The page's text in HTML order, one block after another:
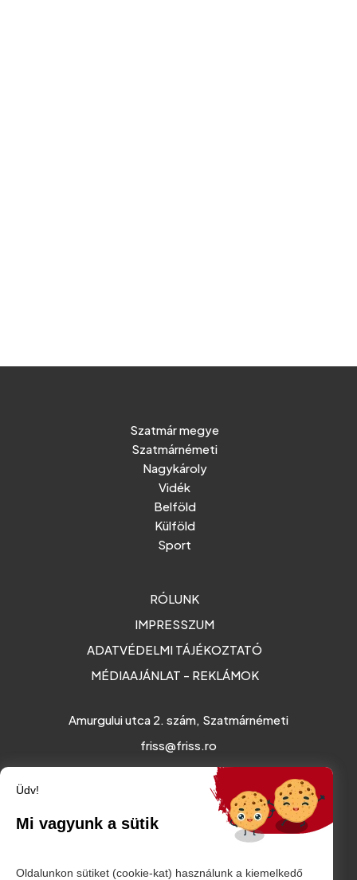
Szatmár megye
Szatmárnémeti
Nagykároly
Vidék
Belföld
Külföld
Sport
RÓLUNK
IMPRESSZUM
ADATVÉDELMI TÁJÉKOZTATÓ
MÉDIAAJÁNLAT - REKLÁMOK
Amurgului utca 2. szám, Szatmárnémeti
friss@friss.ro
Üdv!
Mi vagyunk a sütik
Oldalunkon sütiket (cookie-kat) használunk a kiemelkedő